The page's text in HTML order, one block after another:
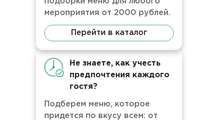
мероприятия от 2000 рублей.
Перейти в каталог
Не знаете, как учесть
предпочтения каждого
гостя?
Подберем меню, которое
придется по вкусу всем: от